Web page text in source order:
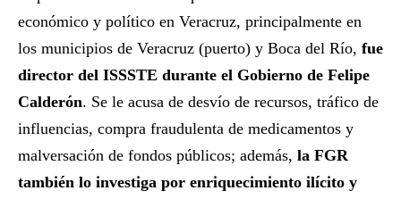
económico y político en Veracruz, principalmente en
los municipios de Veracruz (puerto) y Boca del Río, fue
director del ISSSTE durante el Gobierno de Felipe
Calderón. Se le acusa de desvío de recursos, tráfico de
influencias, compra fraudulenta de medicamentos y
malversación de fondos públicos; además, la FGR
también lo investiga por enriquecimiento ilícito y